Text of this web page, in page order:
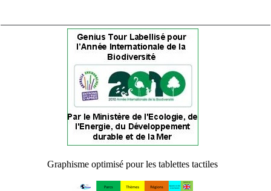
Graphisme optimisé pour les tablettes tactiles